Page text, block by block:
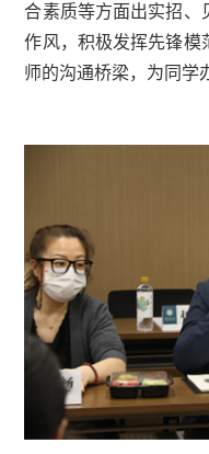
合素质等方面出实招、
作风，积极发挥先锋模
师的沟通桥梁，为同学